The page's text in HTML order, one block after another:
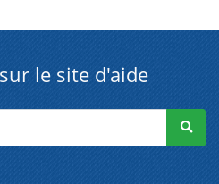
le site d'aide